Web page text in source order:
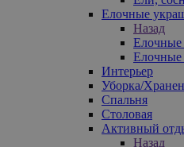
Елочные
Назад
Елочные
Елочные
Интерьер
Уборка/
Спальня
Столовая
Активный
Назад